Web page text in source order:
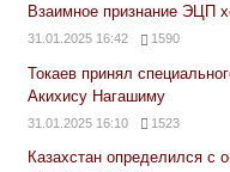
Взаимное признание ЭЦП
31.01.2025 16:42 1590
Токаев принял
Акихису Нагашиму
31.01.2025 16:10 1523
Казахстан определился с